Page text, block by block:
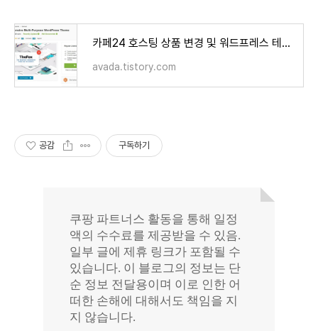
카페24 호스팅 상품 변경 및 워드프레스 테마 데모 설치 작업
avada.tistory.com
공감 구독하기